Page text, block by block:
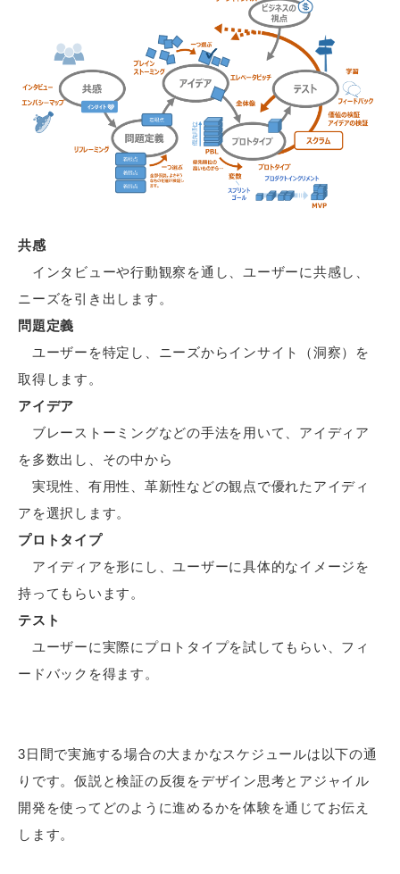
共感
インタビューや行動観察を通し、ユーザーに共感し、
ニーズを引き出します。
問題定義
ユーザーを特定し、ニーズからインサイト（洞察）を
取得します。
アイデア
ブレーストーミングなどの手法を用いて、アイディア
を多数出し、その中から
実現性、有用性、革新性などの観点で優れたアイディ
アを選択します。
プロトタイプ
アイディアを形にし、ユーザーに具体的なイメージを
持ってもらいます。
テスト
ユーザーに実際にプロトタイプを試してもらい、フィ
ードバックを得ます。
3日間で実施する場合の大まかなスケジュールは以下の通
りです。仮説と検証の反復をデザイン思考とアジャイル
開発を使ってどのように進めるかを体験を通じてお伝え
します。